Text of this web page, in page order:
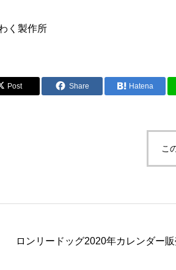
く製作所
Post Share Hatena
こ
ロンリードッグ2020年カレンダー